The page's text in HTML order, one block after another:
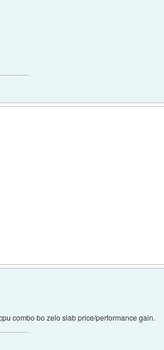
combo bo zelo slab price/performance gain.